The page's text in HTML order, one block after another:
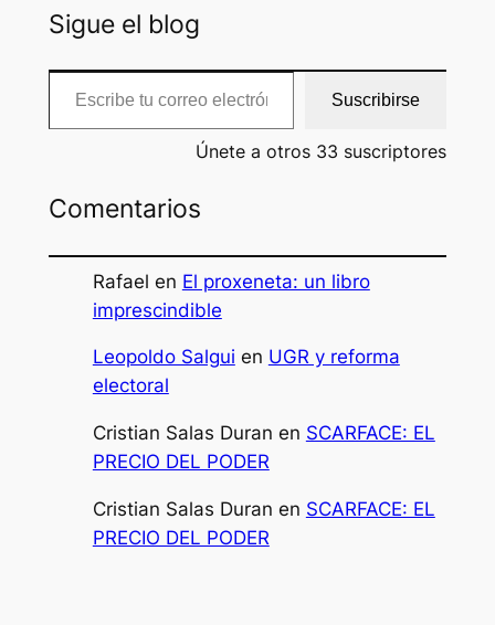
Sigue el blog
Escribe tu correo electrónico…
Suscribirse
Únete a otros 33 suscriptores
Comentarios
Rafael en El proxeneta: un libro
imprescindible
Leopoldo Salgui en UGR y reforma
electoral
Cristian Salas Duran en SCARFACE: EL
PRECIO DEL PODER
Cristian Salas Duran en SCARFACE: EL
PRECIO DEL PODER